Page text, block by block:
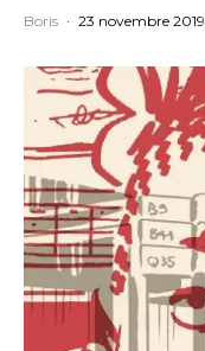
Boris · 23 novembre 2019